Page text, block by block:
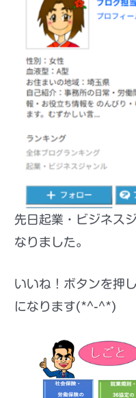
先日起業・ビジネス
なりました。
いいね！ボタンを押
になります(*^-^*)